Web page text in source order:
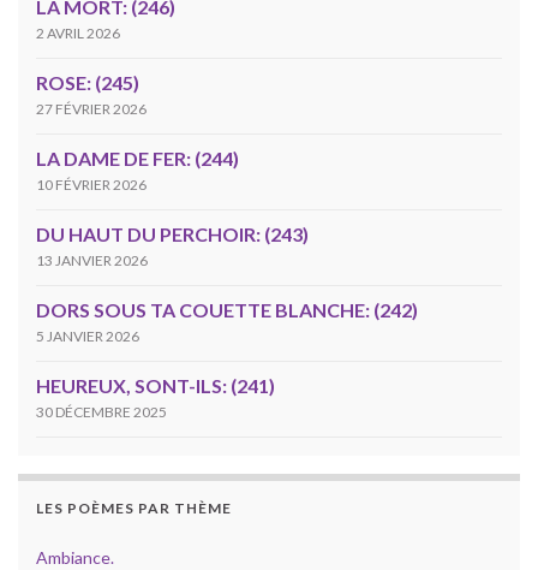
LA MORT: (246)
2 AVRIL 2026
ROSE: (245)
27 FÉVRIER 2026
LA DAME DE FER: (244)
10 FÉVRIER 2026
DU HAUT DU PERCHOIR: (243)
13 JANVIER 2026
DORS SOUS TA COUETTE BLANCHE: (242)
5 JANVIER 2026
HEUREUX, SONT-ILS: (241)
30 DÉCEMBRE 2025
LES POÈMES PAR THÈME
Ambiance.